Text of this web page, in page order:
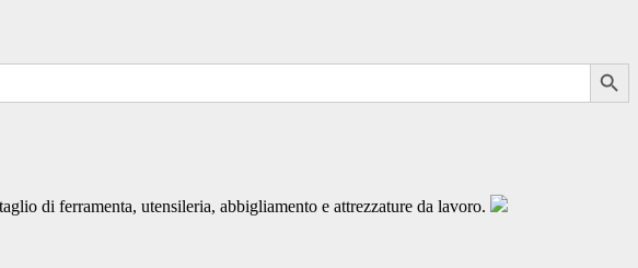
Search Button
di ferramenta, utensileria, abbigliamento e attrezzature da lavoro.